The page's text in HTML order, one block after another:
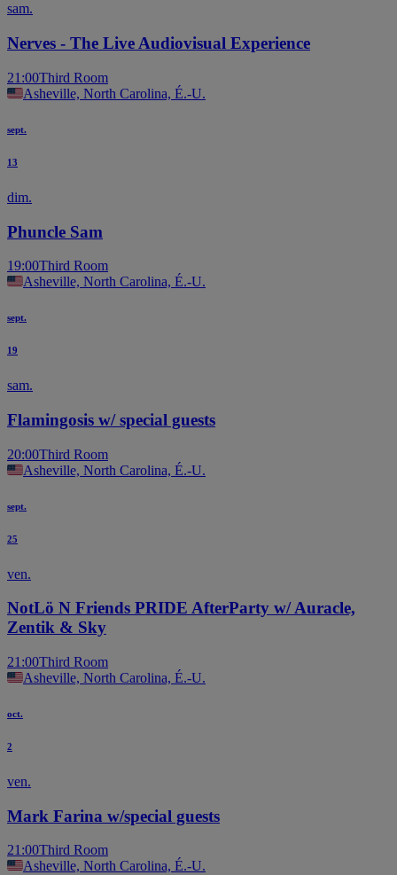
sam.
Nerves - The Live Audiovisual Experience
21:00Third Room
Asheville, North Carolina, É.-U.
sept.
13
dim.
Phuncle Sam
19:00Third Room
Asheville, North Carolina, É.-U.
sept.
19
sam.
Flamingosis w/ special guests
20:00Third Room
Asheville, North Carolina, É.-U.
sept.
25
ven.
NotLö N Friends PRIDE AfterParty w/ Auracle,
Zentik & Sky
21:00Third Room
Asheville, North Carolina, É.-U.
oct.
2
ven.
Mark Farina w/special guests
21:00Third Room
Asheville, North Carolina, É.-U.